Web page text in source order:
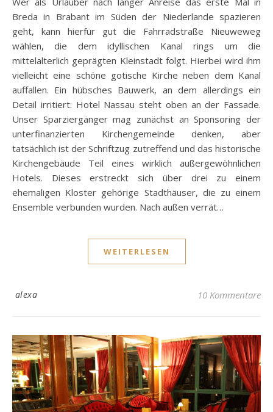
Breda in Brabant im Süden der Niederlande spazieren
geht, kann hierfür gut die Fahrradstraße Nieuweweg
wählen, die dem idyllischen Kanal rings um die
mittelalterlich geprägten Kleinstadt folgt. Hierbei wird ihm
vielleicht eine schöne gotische Kirche neben dem Kanal
auffallen. Ein hübsches Bauwerk, an dem allerdings ein
Detail irritiert: Hotel Nassau steht oben an der Fassade.
Unser Sparziergänger mag zunächst an Sponsoring der
unterfinanzierten Kirchengemeinde denken, aber
tatsächlich ist der Schriftzug zutreffend und das historische
Kirchengebäude Teil eines wirklich außergewöhnlichen
Hotels. Dieses erstreckt sich über drei zu einem
ehemaligen Kloster gehörige Stadthäuser, die zu einem
Ensemble verbunden wurden. Nach außen verrät…
WEITERLESEN
alexa 10 Kommentare